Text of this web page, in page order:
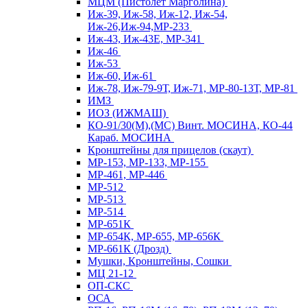
Иж-39, Иж-58, Иж-12, Иж-54,
Иж-26,Иж-94,МР-233
Иж-43, Иж-43Е, МР-341
Иж-46
Иж-53
Иж-60, Иж-61
Иж-78, Иж-79-9Т, Иж-71, МР-80-13Т, МР-81
ИМЗ
ИОЗ (ИЖМАШ)
КО-91/30(М),(МС) Винт. МОСИНА, КО-44
Караб. МОСИНА
Кронштейны для прицелов (скаут)
МР-153, МР-133, МР-155
МР-461, МР-446
МР-512
МР-513
МР-514
МР-651К
МР-654К, МР-655, МР-656К
МР-661К (Дрозд)
Мушки, Кронштейны, Сошки
МЦ 21-12
ОП-СКС
ОСА